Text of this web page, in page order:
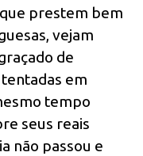
prestem bem
vejam
de
em
tempo
seus reais
não passou e